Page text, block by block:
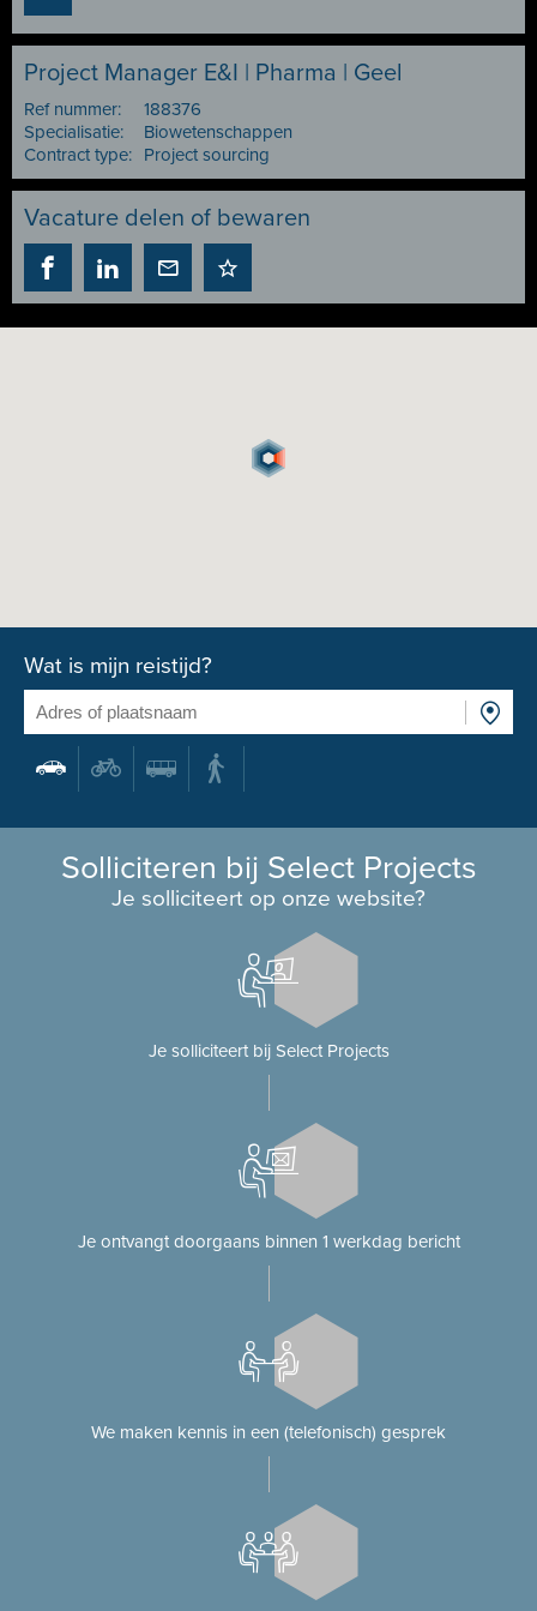
Project Manager E&I | Pharma | Geel
Ref nummer:
188376
Specialisatie:
Biowetenschappen
Contract type:
Project sourcing
Vacature delen of bewaren
Wat is mijn reistijd?
Solliciteren bij Select Projects
Je solliciteert op onze website?
Je solliciteert bij Select Projects
Je ontvangt doorgaans binnen 1 werkdag bericht
We maken kennis in een (telefonisch) gesprek